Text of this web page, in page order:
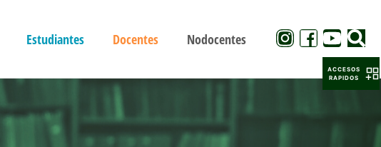
Estudiantes Docentes Nodocentes
ACCESOS
RAPIDOS